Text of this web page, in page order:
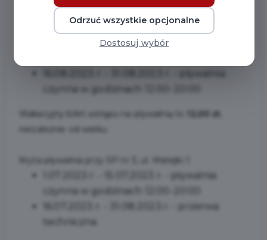
Kryta pływalnia przy SP nr 4, ul. Kasprowicz 16:
1.07.2023 r. - 15.08.2023 r. - przerwa
czynna w godzinach 12:00-20:00
Wakacyjny bilet wstępu na pływalnię to 12,00 zł
niezależnie od wieku.
Kryta pływalnia przy SP nr 3, ul. Matejki 1:
1.07.2023 r. - 15.07.2023 r. - pływalnia
czynna w godzinach 12:00-20:00
16.07.2023 r. - 31.08.2023 r. - przerwa
techniczna
Odrzuć wszystkie opcjonalne
Dostosuj wybór